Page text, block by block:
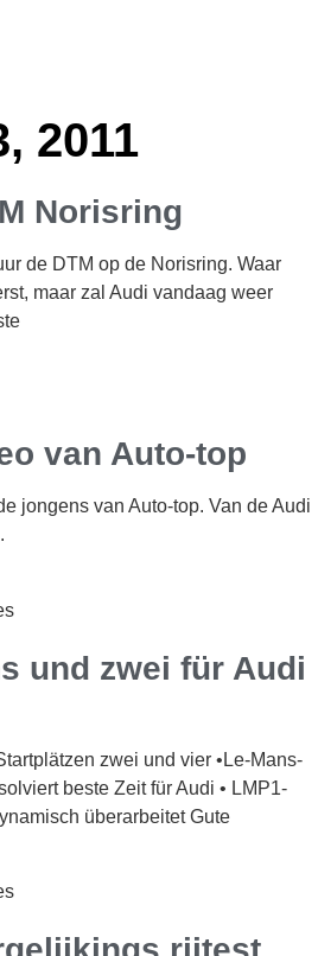
2011
Norisring
de DTM op de Norisring. Waar
maar zal Audi vandaag weer
van Auto-top
jongens van Auto-top. Van de Audi
und zwei für Audi
zwei und vier •Le-Mans-
beste Zeit für Audi • LMP1-
überarbeitet Gute